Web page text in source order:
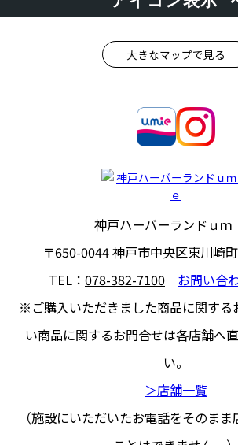
大きなマップで見る
神戸ハーバーランドｕｍ
〒650-0044神戸市中央区東川崎
TEL： 078-382-7100
お問い合
※ご購入いただきました商品に関する
い商品に関するお問合せは各店舗へ
い。
＞店舗一覧
（施設にいただいたお電話をそのま